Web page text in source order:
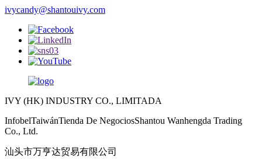
ivycandy@shantouivy.com
IVY (HK) INDUSTRY CO., LIMITADA
InfobelTaiwánTienda De NegociosShantou Wanhengda Trading
Co., Ltd.
汕头市万亨达贸易有限公司